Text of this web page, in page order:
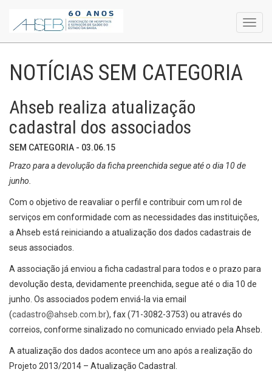
NOTÍCIAS SEM CATEGORIA
Ahseb realiza atualização
cadastral dos associados
SEM CATEGORIA - 03.06.15
Prazo para a devolução da ficha preenchida segue até o dia 10 de
junho.
Com o objetivo de reavaliar o perfil e contribuir com um rol de
serviços em conformidade com as necessidades das instituições,
a Ahseb está reiniciando a atualização dos dados cadastrais de
seus associados.
A associação já enviou a ficha cadastral para todos e o prazo para
devolução desta, devidamente preenchida, segue até o dia 10 de
junho. Os associados podem enviá-la via email
(cadastro@ahseb.com.br), fax (71-3082-3753) ou através do
correios, conforme sinalizado no comunicado enviado pela Ahseb.
A atualização dos dados acontece um ano após a realização do
Projeto 2013/2014 – Atualização Cadastral.